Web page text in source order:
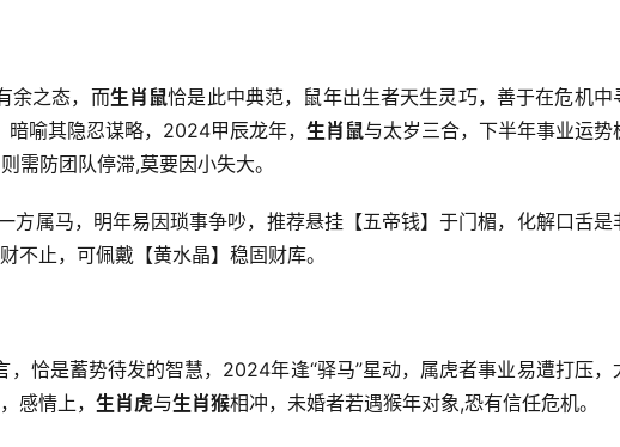
余之态，而生肖鼠恰是此中典范，鼠年出生者天生灵巧，善于在危机中
喻其隐忍谋略，2024甲辰龙年， 生肖鼠与太岁三合，下半年事业运势
需防团队停滞,莫要因小失大。
方属马，明年易因琐事争吵，推荐悬挂【五帝钱】于门楣，化解口舌是
不止，可佩戴【黄水晶】稳固财库。
，恰是蓄势待发的智慧，2024年逢“驿马”星动，属虎者事业易遭打压，
感情上， 生肖虎与生肖猴相冲，未婚者若遇猴年对象,恐有信任危机。